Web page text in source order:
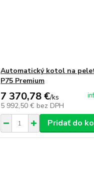
Automatický kotol na
P75 Premium
7 370,78 €/ks
5 992,50 € bez DPH
Pridať do